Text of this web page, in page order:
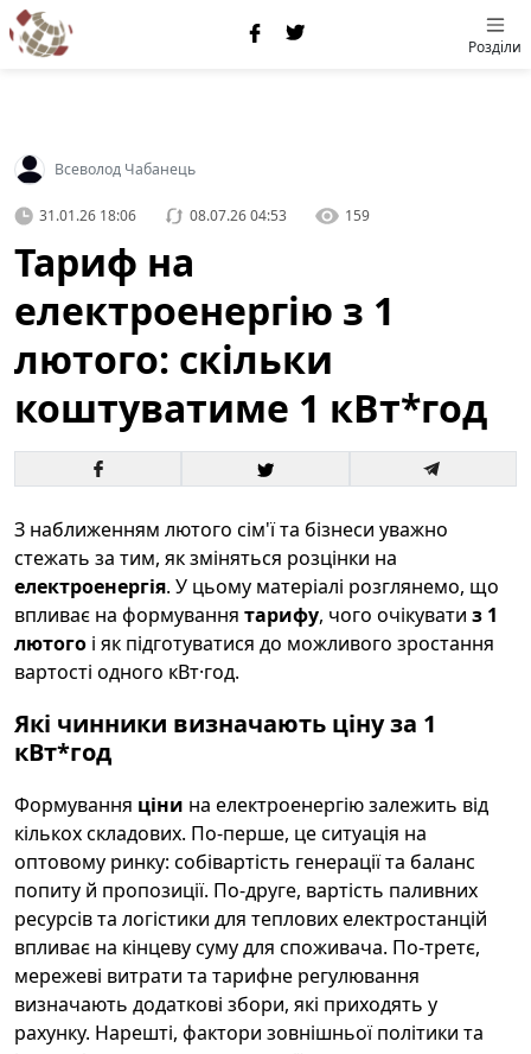
Розділи
Всеволод Чабанець
31.01.26 18:06 08.07.26 04:53 159
Тариф на
електроенергію з 1
лютого: скільки
коштуватиме 1 кВт*год
З наближенням лютого сім'ї та бізнеси уважно
стежать за тим, як зміняться розцінки на
електроенергія. У цьому матеріалі розглянемо, що
впливає на формування тарифу, чого очікувати з 1
лютого і як підготуватися до можливого зростання
вартості одного кВт·год.
Які чинники визначають ціну за 1
кВт*год
Формування ціни на електроенергію залежить від
кількох складових. По-перше, це ситуація на
оптовому ринку: собівартість генерації та баланс
попиту й пропозиції. По-друге, вартість паливних
ресурсів та логістики для теплових електростанцій
впливає на кінцеву суму для споживача. По-третє,
мережеві витрати та тарифне регулювання
визначають додаткові збори, які приходять у
рахунку. Нарешті, фактори зовнішньої політики та